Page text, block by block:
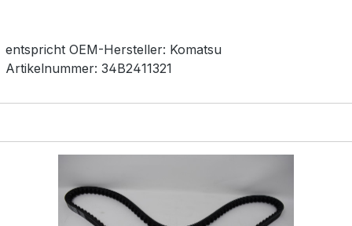
entspricht OEM-Hersteller: Komatsu
Artikelnummer: 34B2411321